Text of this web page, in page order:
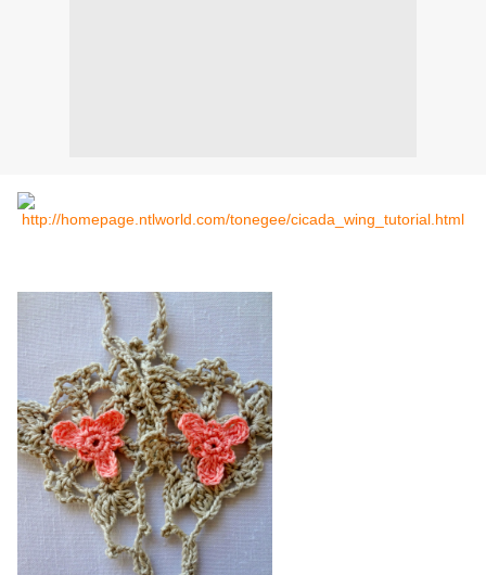
http://homepage.ntlworld.com/tonegee/cicada_wing_tutorial.html